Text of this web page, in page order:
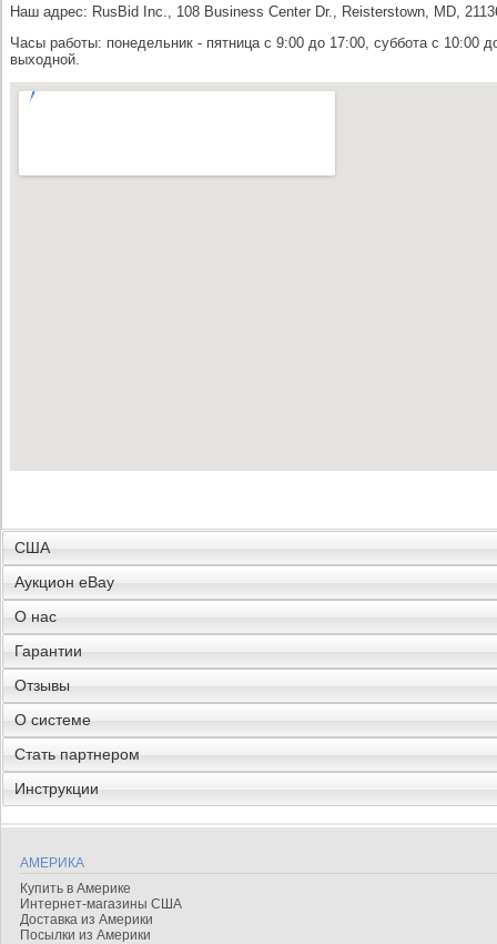
Наш адрес: RusBid Inc., 108 Business Center Dr., Reisterstown, MD,
Часы работы: понедельник - пятница с 9:00 до 17:00, суббота с 10:00
выходной.
США
Аукцион eBay
О нас
Гарантии
Отзывы
О системе
Стать партнером
Инструкции
АМЕРИКА
Купить в Америке
Интернет-магазины США
Доставка из Америки
Посылки из Америки